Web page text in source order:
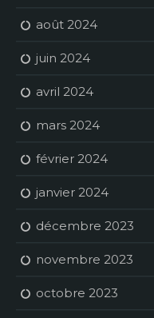
août 2024
juin 2024
avril 2024
mars 2024
février 2024
janvier 2024
décembre 2023
novembre 2023
octobre 2023